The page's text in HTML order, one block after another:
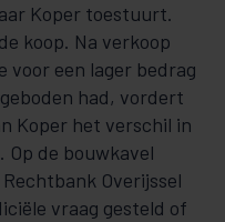
Koper toestuurt.
koop. Na verkoop
voor een lager bedrag
had, vordert
Koper het verschil in
de bouwkavel
Overijssel
vraag gesteld of